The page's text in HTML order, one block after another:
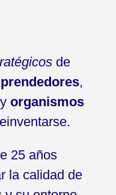
de
,
organismos
25 años
la calidad de